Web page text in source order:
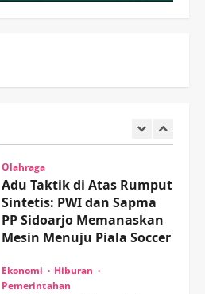
Anugerah Utama
Pertaruhkan Jaminan Rp
100 Juta?
wartanusa 5 Agustus 2026
Olahraga
Adu Taktik di Atas Rumput
Sintetis: PWI dan Sapma
PP Sidoarjo Memanaskan
Mesin Menuju Piala Soccer
Ekonomi
Hiburan
Pemerintahan